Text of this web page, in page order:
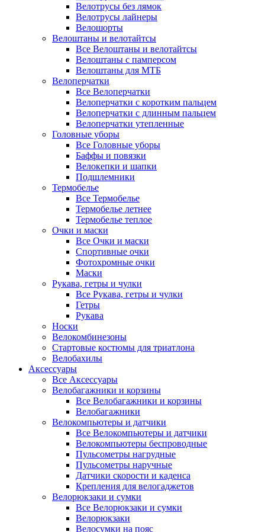
Велотрусы без лямок
Велотрусы лайнеры
Велошорты
Велоштаны и велотайтсы
Все Велоштаны и велотайтсы
Велоштаны с памперсом
Велоштаны для МТБ
Велоперчатки
Все Велоперчатки
Велоперчатки с коротким пальцем
Велоперчатки с длинным пальцем
Велоперчатки утепленные
Головные уборы
Все Головные уборы
Баффы и повязки
Велокепки и шапки
Подшлемники
Термобелье
Все Термобелье
Термобелье летнее
Термобелье теплое
Очки и маски
Все Очки и маски
Спортивные очки
Фотохромные очки
Маски
Рукава, гетры и чулки
Все Рукава, гетры и чулки
Гетры
Рукава
Носки
Велокомбинезоны
Стартовые костюмы для триатлона
Велобахилы
Аксессуары
Все Аксессуары
Велобагажники и корзины
Все Велобагажники и корзины
Велобагажники
Велокомпьютеры и датчики
Все Велокомпьютеры и датчики
Велокомпьютеры беспроводные
Пульсометры нагрудные
Пульсометры наручные
Датчики скорости и каденса
Крепления для велогаджетов
Велорюкзаки и сумки
Все Велорюкзаки и сумки
Велорюкзаки
Велосумки на пояс